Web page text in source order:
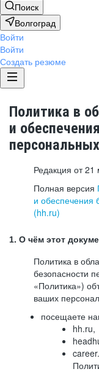
Поиск
Волгоград
Войти
Войти
Создать резюме
Политика в
и
Редакция от
Полная версия
и обеспечения
(hh.ru)
1. О чём этот
Политика в
безопасности
«Политика»)
ваших
посещаете
hh.ru,